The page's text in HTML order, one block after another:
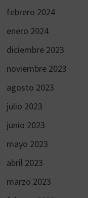
febrero 2024
enero 2024
diciembre 2023
noviembre 2023
agosto 2023
julio 2023
junio 2023
mayo 2023
abril 2023
marzo 2023